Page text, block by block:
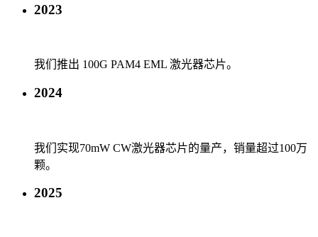
2023
我们推出 100G PAM4 EML 激光器芯片。
2024
我们实现70mW CW激光器芯片的量产，销量超过100万
颗。
2025